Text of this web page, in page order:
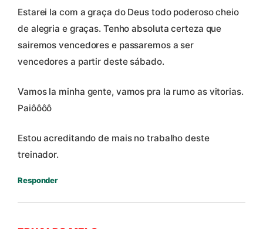
Estarei la com a graça do Deus todo poderoso cheio
de alegria e graças. Tenho absoluta certeza que
sairemos vencedores e passaremos a ser
vencedores a partir deste sábado.
Vamos la minha gente, vamos pra la rumo as vitorias.
Paiôôôô
Estou acreditando de mais no trabalho deste
treinador.
Responder